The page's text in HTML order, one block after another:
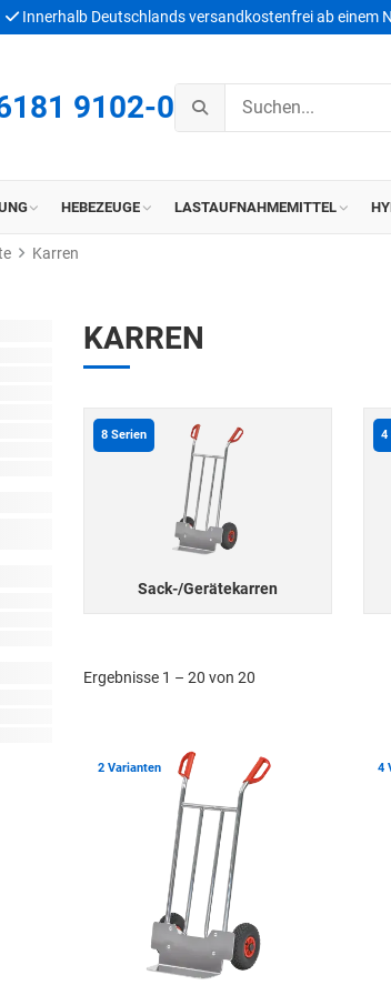
Innerhalb Deutschlands versandkostenfrei ab
9102-0
HEBEZEUGE LASTAUFNAHMEMITTEL
Karren
KARREN
8 Serien
Sack-/Gerätekarren
4
Ergebnisse 1 – 20 von 20
2 Varianten Zur 4